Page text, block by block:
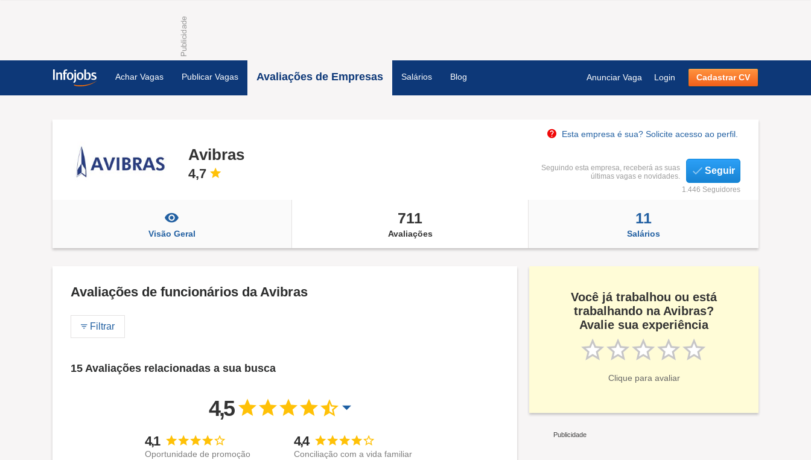
Achar Vagas Publicar Vagas Avaliações de Empresas Salários Blog Anunciar Vaga Login Cadastrar CV
Esta empresa é sua? Solicite acesso ao perfil.
Avibras
4,7
Seguindo esta empresa, receberá as suas
últimas vagas e novidades.
Seguir
1.446 Seguidores
Visão Geral
711
Avaliações
11
Salários
Avaliações de funcionários da Avibras
Filtrar
15 Avaliações relacionadas a sua busca
4,5
4,1
Oportunidade de promoção
4,4
Conciliação com a vida familiar
Você já trabalhou ou está
trabalhando na Avibras?
Avalie sua experiência
Clique para avaliar